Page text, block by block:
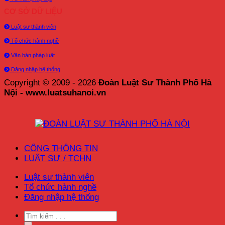
Luật sư thành viên
Tổ chức hành nghề
Văn bản pháp luật
Đăng nhập hệ thống
Copyright © 2009 - 2026 Đoàn Luật Sư Thành Phố Hà
Nội - www.luatsuhanoi.vn
CỔNG THÔNG TIN
LUẬT SƯ / TCHN
Luật sư thành viên
Tổ chức hành nghề
Đăng nhập hệ thống